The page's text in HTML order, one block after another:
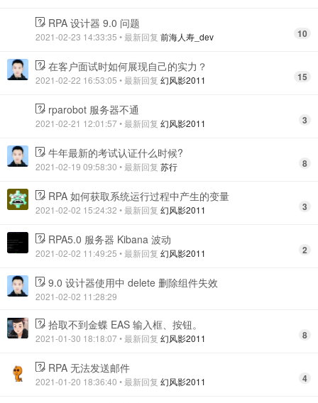
RPA 设计器 9.0 问题
2021-02-23 14:33:35 • 最新回复 前海人寿_dev 10
在客户面试时如何展现自己的实力？
2021-02-22 16:53:05 • 最新回复 幻风影2011 15
rparobot 服务器不通
2021-02-21 12:01:57 • 最新回复 幻风影2011 3
牛年最新的考试认证什么时候?
2021-02-19 09:58:30 • 最新回复 苏行 8
RPA 如何获取系统运行过程中产生的变量
2021-02-02 15:24:32 • 最新回复 幻风影2011 3
RPA5.0 服务器 Kibana 波动
2021-02-02 11:49:25 • 最新回复 幻风影2011 2
9.0 设计器使用中 delete 删除组件失效
2021-02-02 11:28:29
拾取不到金蝶 EAS 输入框、按钮。
2021-01-30 18:18:07 • 最新回复 幻风影2011 8
RPA 无法发送邮件
2021-01-20 18:36:40 • 最新回复 幻风影2011 4